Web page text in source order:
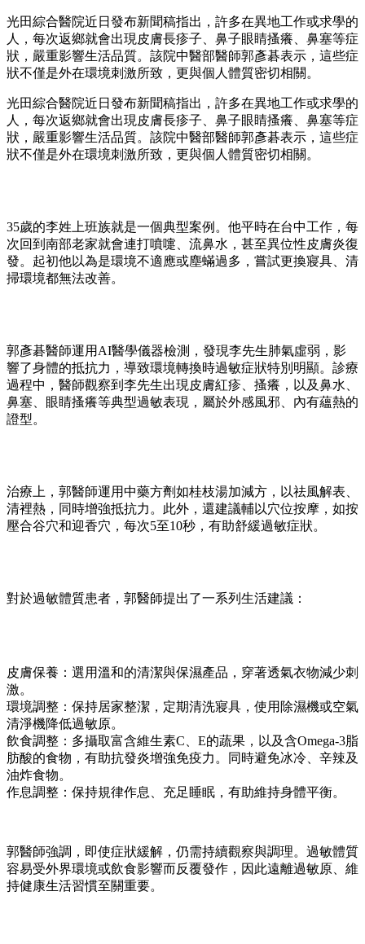
光田綜合醫院近日發布新聞稿指出，許多在異地工作或求學的
人，每次返鄉就會出現皮膚長疹子、鼻子眼睛搔癢、鼻塞等症
狀，嚴重影響生活品質。該院中醫部醫師郭彥碁表示，這些症
狀不僅是外在環境刺激所致，更與個人體質密切相關。
光田綜合醫院近日發布新聞稿指出，許多在異地工作或求學的
人，每次返鄉就會出現皮膚長疹子、鼻子眼睛搔癢、鼻塞等症
狀，嚴重影響生活品質。該院中醫部醫師郭彥碁表示，這些症
狀不僅是外在環境刺激所致，更與個人體質密切相關。
35歲的李姓上班族就是一個典型案例。他平時在台中工作，每
次回到南部老家就會連打噴嚏、流鼻水，甚至異位性皮膚炎復
發。起初他以為是環境不適應或塵蟎過多，嘗試更換寢具、清
掃環境都無法改善。
郭彥碁醫師運用AI醫學儀器檢測，發現李先生肺氣虛弱，影
響了身體的抵抗力，導致環境轉換時過敏症狀特別明顯。診療
過程中，醫師觀察到李先生出現皮膚紅疹、搔癢，以及鼻水、
鼻塞、眼睛搔癢等典型過敏表現，屬於外感風邪、內有蘊熱的
證型。
治療上，郭醫師運用中藥方劑如桂枝湯加減方，以祛風解表、
清裡熱，同時增強抵抗力。此外，還建議輔以穴位按摩，如按
壓合谷穴和迎香穴，每次5至10秒，有助舒緩過敏症狀。
對於過敏體質患者，郭醫師提出了一系列生活建議：
皮膚保養：選用溫和的清潔與保濕產品，穿著透氣衣物減少刺
激。
環境調整：保持居家整潔，定期清洗寢具，使用除濕機或空氣
清淨機降低過敏原。
飲食調整：多攝取富含維生素C、E的蔬果，以及含Omega-3脂
肪酸的食物，有助抗發炎增強免疫力。同時避免冰冷、辛辣及
油炸食物。
作息調整：保持規律作息、充足睡眠，有助維持身體平衡。
郭醫師強調，即使症狀緩解，仍需持續觀察與調理。過敏體質
容易受外界環境或飲食影響而反覆發作，因此遠離過敏原、維
持健康生活習慣至關重要。